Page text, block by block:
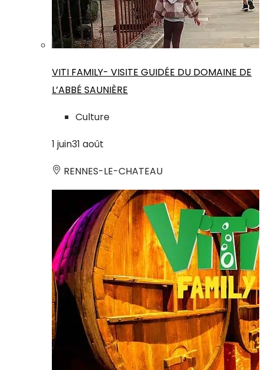
VITI FAMILY- VISITE GUIDÉE DU DOMAINE DE
L’ABBÉ SAUNIÈRE
Culture
1 juin31 août
RENNES-LE-CHATEAU